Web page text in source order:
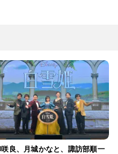
咲良、月城かなと、諏訪部順一